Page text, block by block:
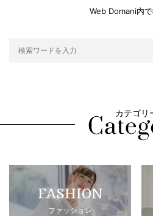
Web Domani内
カテゴリ
FASHION
ファッション